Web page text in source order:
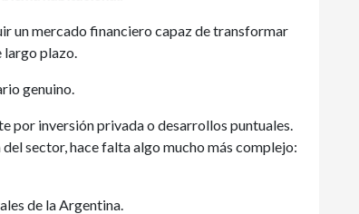
un mercado financiero capaz de transformar
largo plazo.
genuino.
por inversión privada o desarrollos puntuales.
sector, hace falta algo mucho más complejo:
de la Argentina.